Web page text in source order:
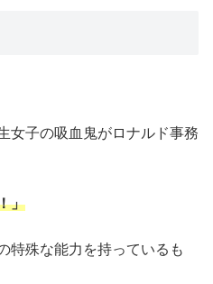
女子の吸血鬼がロナルド事務
」
特殊な能力を持っているも